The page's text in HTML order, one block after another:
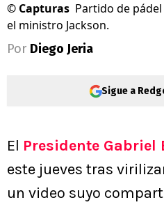
© Capturas Partido de
el ministro Jackson.
Por Diego Jeria
Sigue a
El Presidente Gabriel
este jueves tras
un video suyo